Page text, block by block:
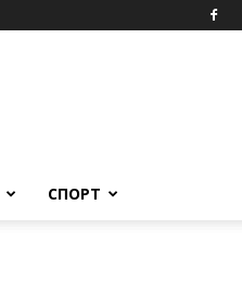
СПОРТ